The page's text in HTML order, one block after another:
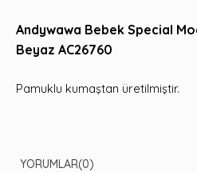
Andywawa Bebek Special
Beyaz AC26760
Pamuklu kumaştan üretilmiştir.
YORUMLAR(0)